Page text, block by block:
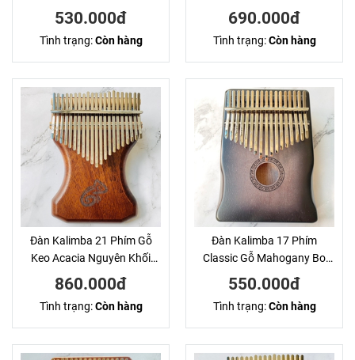
Hươu Đôi Hluru
530.000đ
Tình trạng:Còn hàng
KaLinh
690.000đ
Tình trạng:Còn hàng
Đàn Kalimba 21 Phím Gỗ
Keo Acacia Nguyên Khối
Kameleon KaLinh
860.000đ
Tình trạng:Còn hàng
Đàn Kalimba 17 Phím
Classic Gỗ Mahogany Bo
Cạnh Andrew
550.000đ
Tình trạng:Còn hàng